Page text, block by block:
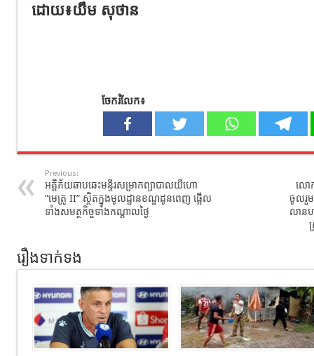
ដោយ៖យឹម សុថាន
ចែករំលែក៖
Previous:
អគ្គិភ័យ​ឆាបឆេះមន្ទីរសម្រាកព្យាបាល​យីហោ​
”មេត្រូ​ II”​ ស្ថិត​ក្នុង​មូលដ្ឋាន​ខណ្ឌដូនពេញ​ ផ្អើល​
ទាំងសមត្ថកិច្ចទាំងកណ្ដាលថ្ងៃ
លោក
ចូលរួម
លាន
រឿងទាក់ទង